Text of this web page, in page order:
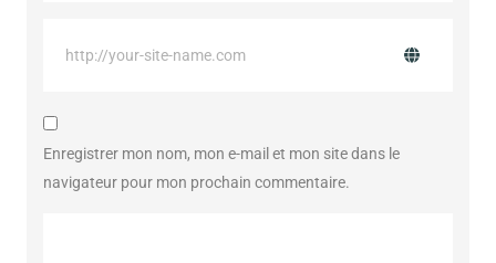
Enregistrer mon nom, mon e-mail et mon site dans le
navigateur pour mon prochain commentaire.